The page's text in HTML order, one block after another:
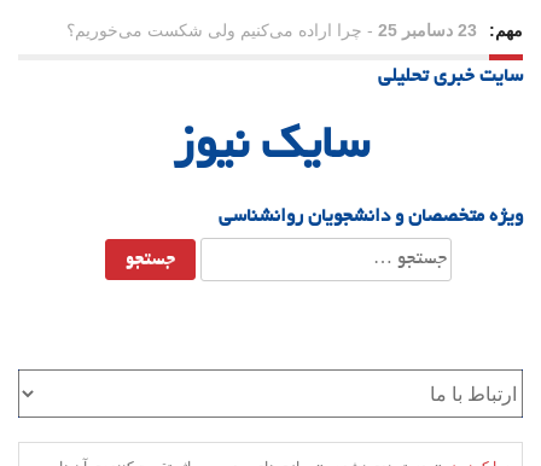
مهم: 21 دسامبر 25 - یلدا؛ نماد تاب‌آوری اجتماعی در روزگار دشوار
سایت خبری تحلیلی
سایک نیوز
ویژه متخصصان و دانشجویان روانشناسی
جستجو
برای: